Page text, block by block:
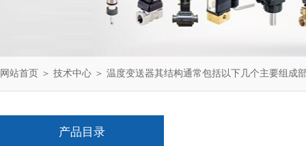
网站首页 ＞ 技术中心 ＞ 温度变送器其结构通常包括以下几个主要组成
产品目录